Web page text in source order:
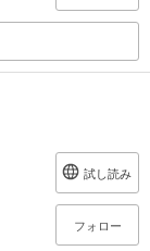
試し読み
フォロー